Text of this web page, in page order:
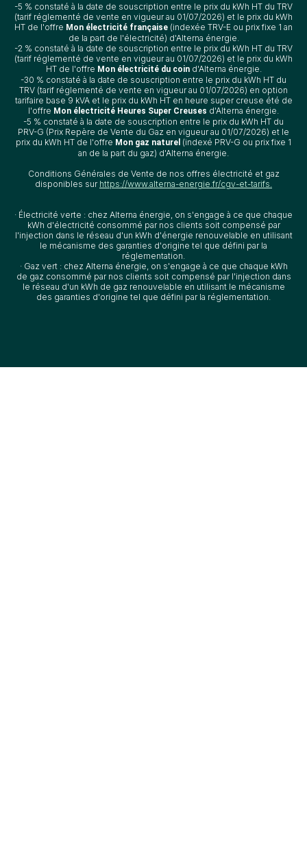
-5 % constaté à la date de souscription entre le prix du kWh HT du TRV
(tarif réglementé de vente en vigueur au 01/07/2026) et le prix du kWh
HT de l'offre Mon électricité française (indexée TRV-E ou prix fixe 1 an
de la part de l'électricité) d'Alterna énergie.
-2 % constaté à la date de souscription entre le prix du kWh HT du TRV
(tarif réglementé de vente en vigueur au 01/07/2026) et le prix du kWh
HT de l'offre Mon électricité du coind'Alterna énergie.
-30 % constaté à la date de souscription entre le prix du kWh HT du
TRV (tarif réglementé de vente en vigueur au 01/07/2026) en option
tarifaire base 9 kVA et le prix du kWh HT en heure super creuse été de
l'offre Mon électricité Heures Super Creuses d'Alterna énergie.
-5 % constaté à la date de souscription entre le prix du kWh HT du
PRV-G (Prix Repère de Vente du Gaz en vigueur au 01/07/2026) et le
prix du kWh HT de l'offre Mon gaz naturel (indexé PRV-G ou prix fixe 1
an de la part du gaz) d'Alterna énergie.
Conditions Générales de Vente de nos offres électricité et gaz
disponibles sur https://www.alterna-energie.fr/cgv-et-tarifs.
· Électricité verte : chez Alterna énergie, on s'engage à ce que chaque
kWh d'électricité consommé par nos clients soit compensé par
l'injection dans le réseau d'un kWh d'énergie renouvelable en utilisant
le mécanisme des garanties d'origine tel que défini par la
réglementation.
· Gaz vert : chez Alterna énergie, on s'engage à ce que chaque kWh
de gaz consommé par nos clients soit compensé par l'injection dans
le réseau d'un kWh de gaz renouvelable en utilisant le mécanisme
des garanties d'origine tel que défini par la réglementation.